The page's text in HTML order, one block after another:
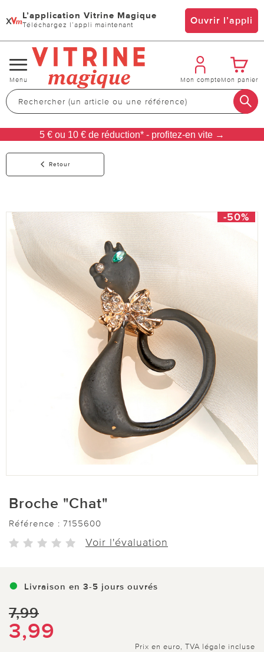
x L’application Vitrine Magique
Téléchargez l’appli maintenant Ouvrir l’appli
Changer
de
navigation
Menu Mon compteMon panier
5 € ou 10 € de réduction* - profitez-en vite →
Retour
-50%
Broche "Chat"
Référence : 7155600
Voir l'évaluation
Livraison en 3-5 jours ouvrés
7,99
3,99
Prix en euro, TVA légale incluse